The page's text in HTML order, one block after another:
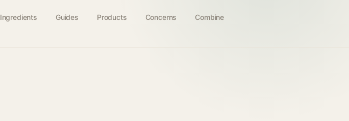
Ingredients Guides Products Concerns Combine